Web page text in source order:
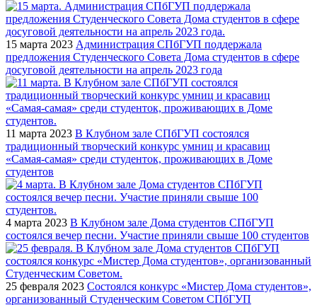
15 марта 2023 Администрация СПбГУП поддержала
предложения Студенческого Совета Дома студентов в сфере
досуговой деятельности на апрель 2023 года
11 марта 2023 В Клубном зале СПбГУП состоялся
традиционный творческий конкурс умниц и красавиц
«Самая-самая» среди студенток, проживающих в Доме
студентов
4 марта 2023 В Клубном зале Дома студентов СПбГУП
состоялся вечер песни. Участие приняли свыше 100 студентов
25 февраля 2023 Состоялся конкурс «Мистер Дома студентов»,
организованный Студенческим Советом СПбГУП